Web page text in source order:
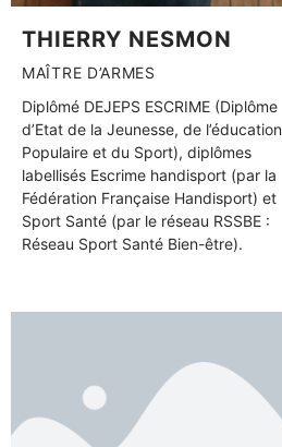
THIERRY NESMON
MAÎTRE D’ARMES
Diplômé DEJEPS ESCRIME (Diplôme
d’Etat de la Jeunesse, de l’éducation
Populaire et du Sport), diplômes
labellisés Escrime handisport (par la
Fédération Française Handisport) et
Sport Santé (par le réseau RSSBE :
Réseau Sport Santé Bien-être).